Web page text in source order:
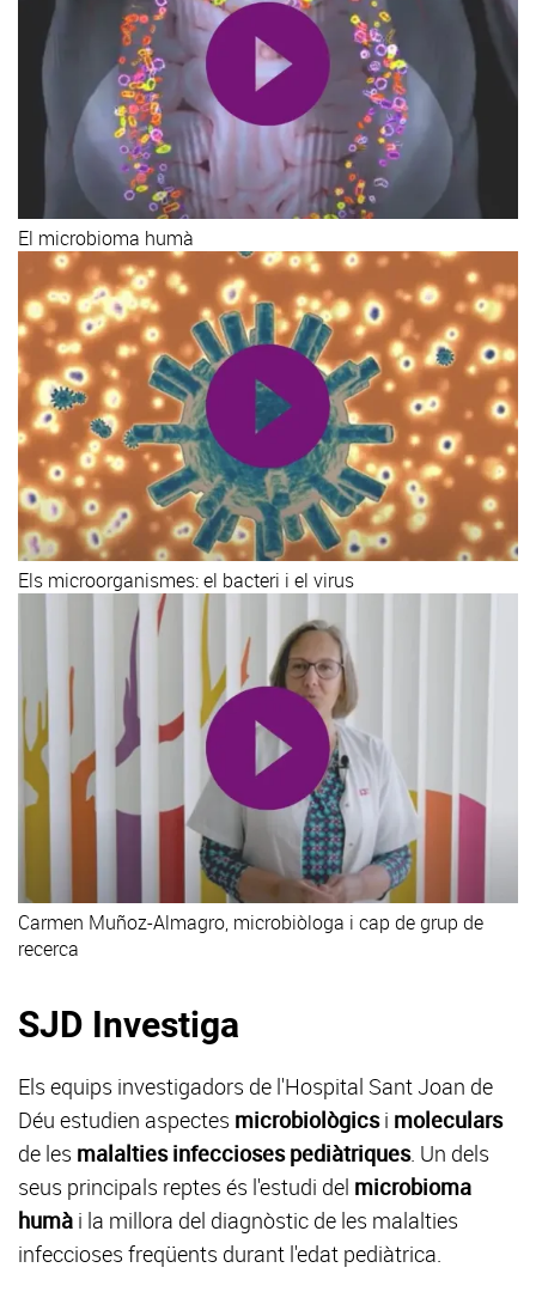
El microbioma humà
Els microorganismes: el bacteri i el virus
Carmen Muñoz-Almagro, microbiòloga i cap de grup de
recerca
SJD Investiga
Els equips investigadors de l'Hospital Sant Joan de
Déu estudien aspectes microbiològicsi moleculars
de les malalties infeccioses pediàtriques. Un dels
seus principals reptes és l'estudi del microbioma
humà i la millora del diagnòstic de les malalties
infeccioses freqüents durant l'edat pediàtrica.